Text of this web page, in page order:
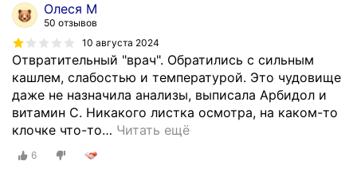
т
в
р
а
т
и
т
е
л
Олеся М
50 отзывов
10 августа 2024
Отвратительный "врач". Обратились с сильным
кашлем, слабостью и температурой. Это чудовище
даже не назначила анализы, выписала Арбидол и
витамин С. Никакого листка осмотра, на каком-то
клочке что-то… Читать ещё
6